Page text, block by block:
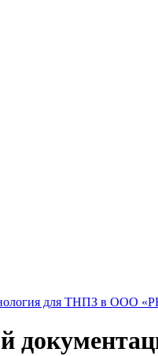
для ТНПЗ в ООО